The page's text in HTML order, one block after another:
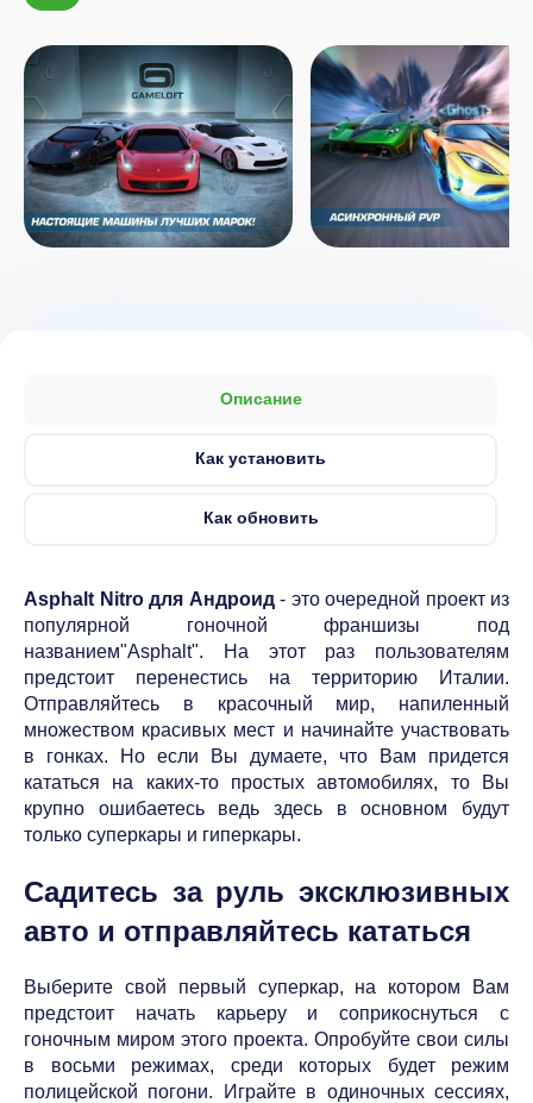
Описание
Как установить
Как обновить
Asphalt Nitro для Андроид- это очередной проект из
популярной гоночной франшизы под
названием"Asphalt". На этот раз пользователям
предстоит перенестись на территорию Италии.
Отправляйтесь в красочный мир, напиленный
множеством красивых мест и начинайте участвовать
в гонках. Но если Вы думаете, что Вам придется
кататься на каких-то простых автомобилях, то Вы
крупно ошибаетесь ведь здесь в основном будут
только суперкары и гиперкары.
Садитесь за руль эксклюзивных
авто и отправляйтесь кататься
Выберите свой первый суперкар, на котором Вам
предстоит начать карьеру и соприкоснуться с
гоночным миром этого проекта. Опробуйте свои силы
в восьми режимах, среди которых будет режим
полицейской погони. Играйте в одиночных сессиях,